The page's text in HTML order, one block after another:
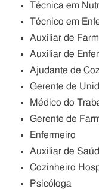
Técnica em
Técnico em
Auxiliar de
Auxiliar de
Ajudante de
Gerente de
Médico do
Gerente de
Enfermeiro
Auxiliar de
Cozinheiro
Psicóloga